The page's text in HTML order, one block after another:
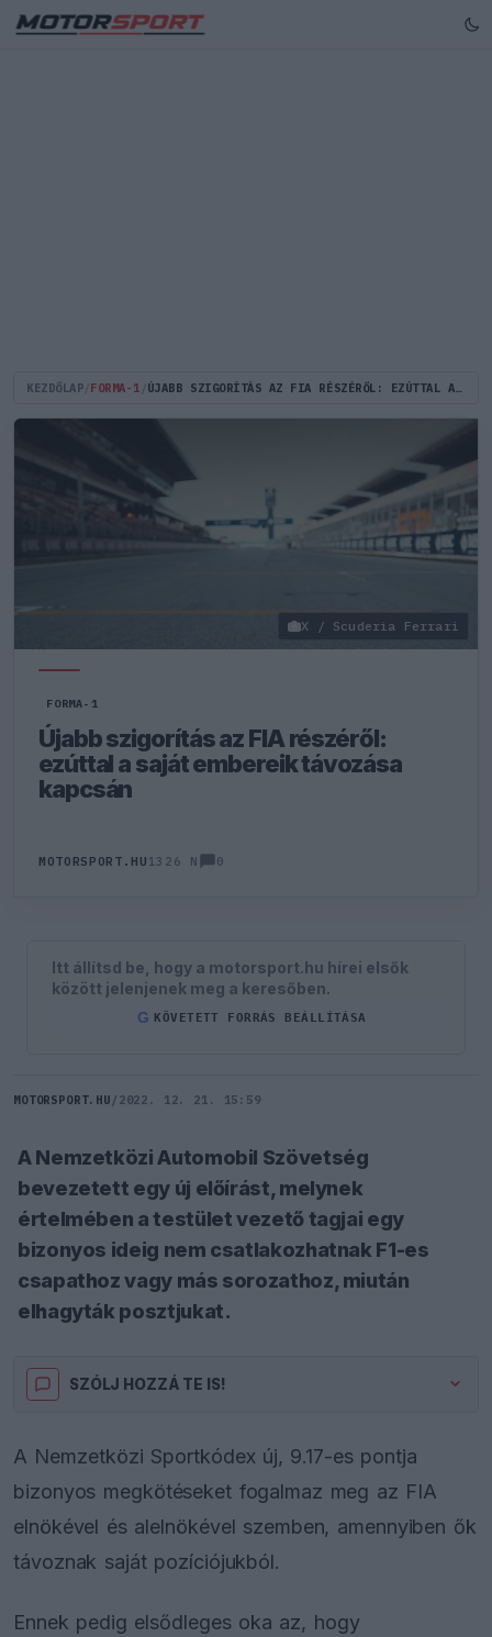
KEZDŐLAP FORMA-1 ÚJABB SZIGORÍTÁS AZ FIA RÉSZÉRŐL: EZÚTTAL A SAJÁT EMBEREIK TÁVOZÁSA KAPCSÁN
X / Scuderia Ferrari
FORMA-1
Újabb szigorítás az FIA részéről:
ezúttal a saját embereik távozása
kapcsán
MOTORSPORT.HU 1326 N 0
Itt állítsd be, hogy a motorsport.hu hírei elsők
között jelenjenek meg a keresőben.
G KÖVETETT FORRÁS BEÁLLÍTÁSA
MOTORSPORT.HU / 2022. 12. 21. 15:59
A Nemzetközi Automobil Szövetség
bevezetett egy új előírást, melynek
értelmében a testület vezető tagjai egy
bizonyos ideig nem csatlakozhatnak F1-es
csapathoz vagy más sorozathoz, miután
elhagyták posztjukat.
SZÓLJ HOZZÁ TE IS!
A Nemzetközi Sportkódex új, 9.17-es pontja
bizonyos megkötéseket fogalmaz meg az FIA
elnökével és alelnökével szemben, amennyiben ők
távoznak saját pozíciójukból.
Ennek pedig elsődleges oka az, hogy